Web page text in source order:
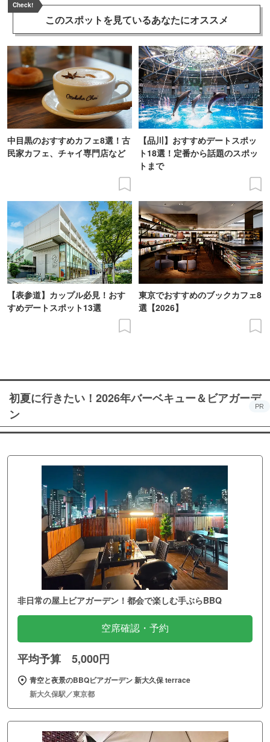
Check!
このスポットを見ているあなたにオススメ
中目黒のおすすめカフェ8選！古
民家カフェ、チャイ専門店など
【品川】おすすめデートスポッ
ト18選！定番から話題のスポッ
トまで
【表参道】カップル必見！おす
すめデートスポット13選
東京でおすすめのブックカフェ8
選【2026】
初夏に行きたい！2026年バーベキュー＆ビアガーデ
ン
PR
非日常の屋上ビアガーデン！都会で楽しむ手ぶらBBQ
空席確認・予約
平均予算 5,000円
青空と夜景のBBQビアガーデン 新大久保 terrace
新大久保駅／東京都